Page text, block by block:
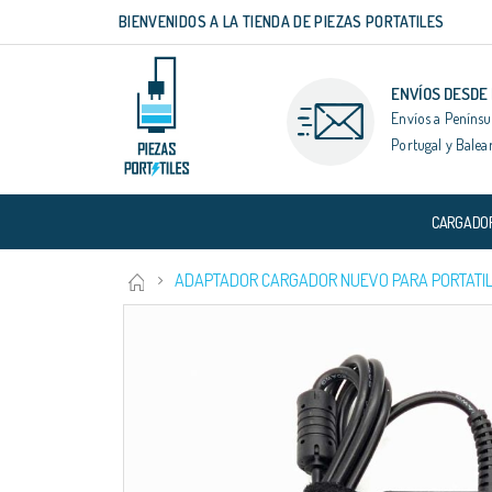
contenido
BIENVENIDOS A LA TIENDA DE PIEZAS PORTATILES
ENVÍOS
Envíos a
Portugal y
ADAPTADOR CARGADOR NUEVO PARA